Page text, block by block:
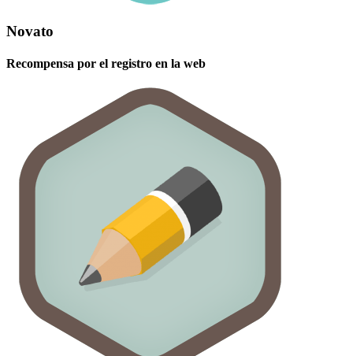
Novato
Recompensa por el registro en la web